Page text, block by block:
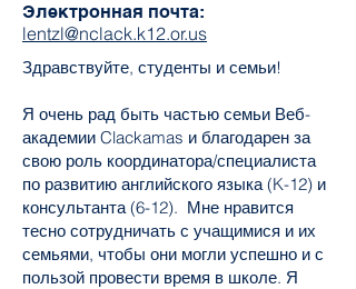
Электронная почта:
lentzl@nclack.k12.or.us
Здравствуйте, студенты и семьи!
Я очень рад быть частью семьи Веб-
академии Clackamas и благодарен за
свою роль координатора/специалиста
по развитию английского языка (K-12) и
консультанта (6-12). Мне нравится
тесно сотрудничать с учащимися и их
семьями, чтобы они могли успешно и с
пользой провести время в школе. Я